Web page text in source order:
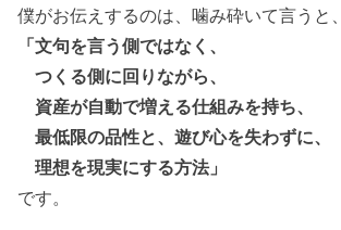
僕がお伝えするのは、噛み砕いて言うと、
「文句を言う側ではなく、
つくる側に回りながら、
資産が自動で増える仕組みを持ち、
最低限の品性と、遊び心を失わずに、
理想を現実にする方法」
です。